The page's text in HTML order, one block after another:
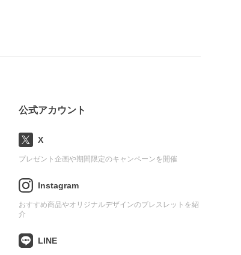
公式アカウント
X
プレゼント企画や期間限定のキャンペーンを開催
Instagram
おすすめ商品やオリジナルデザインのブレスレットを紹
介
LINE